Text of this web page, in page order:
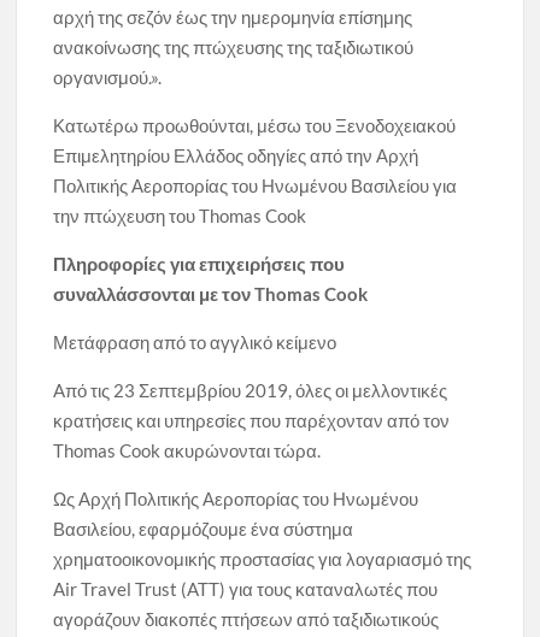
αρχή της σεζόν έως την ημερομηνία επίσημης
ανακοίνωσης της πτώχευσης της ταξιδιωτικού
οργανισμού.».
Κατωτέρω προωθούνται, μέσω του Ξενοδοχειακού
Επιμελητηρίου Ελλάδος οδηγίες από την Αρχή
Πολιτικής Αεροπορίας του Ηνωμένου Βασιλείου για
την πτώχευση του Thomas Cook
Πληροφορίες για επιχειρήσεις που
συναλλάσσονται με τον Thomas Cook
Μετάφραση από το αγγλικό κείμενο
Aπό τις 23 Σεπτεμβρίου 2019, όλες οι μελλοντικές
κρατήσεις και υπηρεσίες που παρέχονταν από τον
Thomas Cook ακυρώνονται τώρα.
Ως Αρχή Πολιτικής Αεροπορίας του Ηνωμένου
Βασιλείου, εφαρμόζουμε ένα σύστημα
χρηματοοικονομικής προστασίας για λογαριασμό της
Air Travel Trust (ATT) για τους καταναλωτές που
αγοράζουν διακοπές πτήσεων από ταξιδιωτικούς